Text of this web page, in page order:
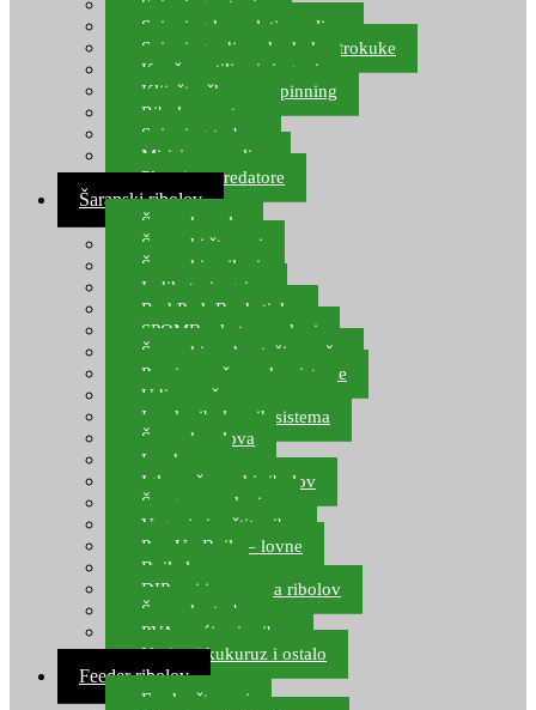
Spinning setovi
Spinning kompleti varalica
Spinning udice, dvokuke, trokuke
Kopče, vrtilice i ringovi
Kliješta, škare za spinning
Ribolov pastrve
Spinning torbe
Mirisi za varalice
Plovci za predatore
Šaranski ribolov
Šaranske role
Šaranski štapovi
Šaranski najloni
Indikatori ugriza
Rod Pod, Banksticks
SPOMB rakete, markeri
Šaranski podmetači, mreže
Pernice za šaranske sisteme
Udice za šarana, amura
Izrada ribolovnih sistema
Šaranska olova
Leadcore
Igle za šaranski ribolov
Špage, upredenice
Vaganje i zaštita ribe
Pop Up Boile – lovne
Boile lovne
DIP-ovi i arome za ribolov
Šaranske torbe
PVA vrećice i pribor
Umjetni kukuruz i ostalo
Feeder ribolov
Feeder štapovi